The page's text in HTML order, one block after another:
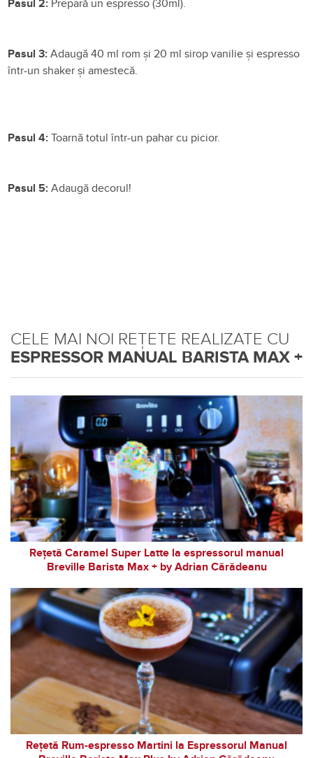
Pasul 2: Prepară un espresso (30ml).
Pasul 3:Adaugă 40 ml rom și 20 ml sirop vanilie și espresso
într-un shaker și amestecă.
Pasul 4:Toarnă totul într-un pahar cu picior.
Pasul 5:Adaugă decorul!
CELE MAI NOI REȚETE REALIZATE CU
ESPRESSOR MANUAL BARISTA MAX +
Rețetă Caramel Super Latte la espressorul manual
Breville Barista Max + by Adrian Cărădeanu
Rețetă Rum-espresso Martini la Espressorul Manual